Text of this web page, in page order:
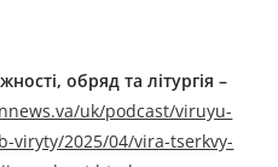
обряд та літургія –
uk/podcast/viruyu-
viryty/2025/04/vira-tserkvy-